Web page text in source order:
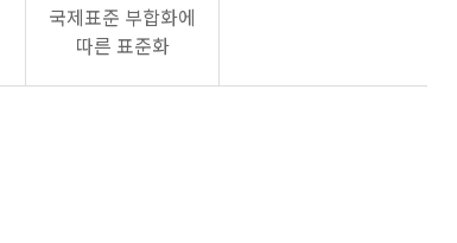
국제표준 부합화에
따른 표준화